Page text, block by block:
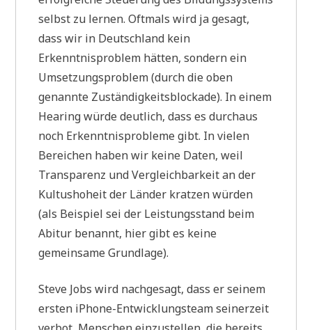
selbst zu lernen. Oftmals wird ja gesagt,
dass wir in Deutschland kein
Erkenntnisproblem hätten, sondern ein
Umsetzungsproblem (durch die oben
genannte Zuständigkeitsblockade). In einem
Hearing würde deutlich, dass es durchaus
noch Erkenntnisprobleme gibt. In vielen
Bereichen haben wir keine Daten, weil
Transparenz und Vergleichbarkeit an der
Kultushoheit der Länder kratzen würden
(als Beispiel sei der Leistungsstand beim
Abitur benannt, hier gibt es keine
gemeinsame Grundlage).
Steve Jobs wird nachgesagt, dass er seinem
ersten iPhone-Entwicklungsteam seinerzeit